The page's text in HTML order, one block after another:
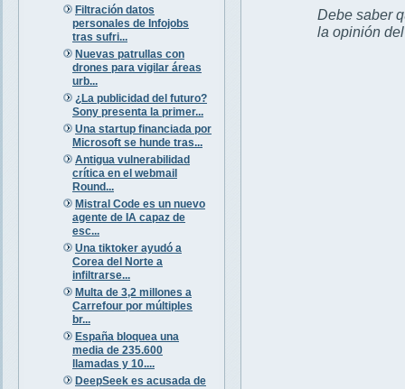
Filtración datos
personales de Infojobs
tras sufri...
Nuevas patrullas con
drones para vigilar áreas
urb...
¿La publicidad del futuro?
Sony presenta la primer...
Una startup financiada por
Microsoft se hunde tras...
Antigua vulnerabilidad
crítica en el webmail
Round...
Mistral Code es un nuevo
agente de IA capaz de
esc...
Una tiktoker ayudó a
Corea del Norte a
infiltrarse...
Multa de 3,2 millones a
Carrefour por múltiples
br...
España bloquea una
media de 235.600
llamadas y 10....
DeepSeek es acusada de
Debe saber
la opinión